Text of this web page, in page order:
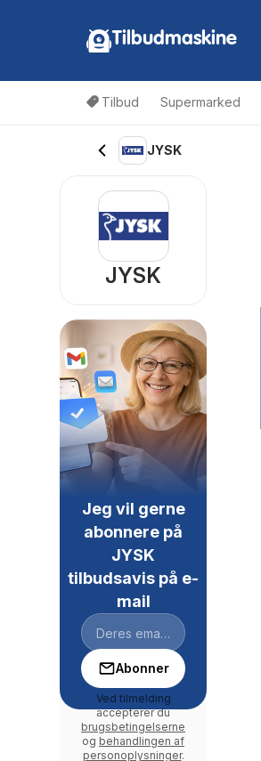
Tilbudmaskine
Tilbud Supermarked
JYSK
JYSK
Jeg vil gerne
abonnere på
JYSK
tilbudsavis på e-
mail
Abonner
Ved tilmelding
accepterer du
brugsbetingelserne
og behandlingen af
personoplysninger.